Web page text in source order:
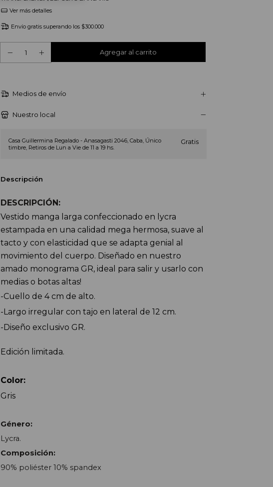
Ver más detalles
Envío gratis superando los $300.000
Medios de envío
Nuestro local
Casa Guillermina Regalado - Anasagasti 2046, Caba, Único
timbre, Retiros de Lun a Vie de 11 a 19 hs.
Gratis
Descripción
DESCRIPCIÓN:
Vestido manga larga confeccionado en lycra
estampada en una calidad mega hermosa, suave al
tacto y con elasticidad que se adapta genial al
movimiento del cuerpo. Diseñado en nuestro
amado monograma GR, ideal para salir y usarlo con
medias o botas altas!
-Cuello de 4 cm de alto.
-Largo irregular con tajo en lateral de 12 cm.
-Diseño exclusivo GR.
Edición limitada.
Color:
Gris
Género:
Lycra.
Composición:
90% poliéster 10% spandex